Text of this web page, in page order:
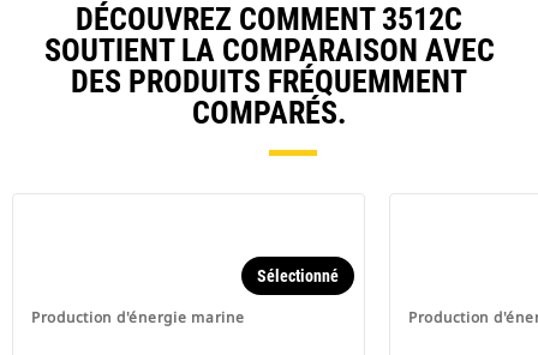
DÉCOUVREZ COMMENT 3512C
SOUTIENT LA COMPARAISON AVEC
DES PRODUITS FRÉQUEMMENT
COMPARÉS.
Production d'énergie marine
Sélectionné
Production